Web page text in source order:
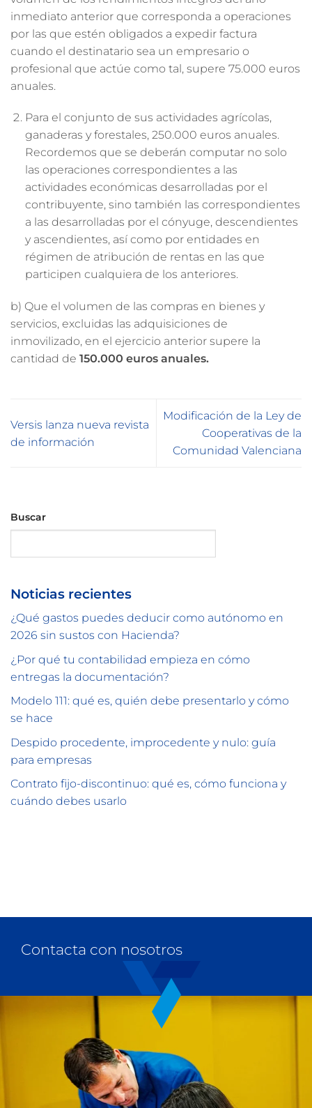
inmediato anterior que corresponda a operaciones
por las que estén obligados a expedir factura
cuando el destinatario sea un empresario o
profesional que actúe como tal, supere 75.000 euros
anuales.
Para el conjunto de sus actividades agrícolas,
ganaderas y forestales, 250.000 euros anuales.
Recordemos que se deberán computar no solo
las operaciones correspondientes a las
actividades económicas desarrolladas por el
contribuyente, sino también las correspondientes
a las desarrolladas por el cónyuge, descendientes
y ascendientes, así como por entidades en
régimen de atribución de rentas en las que
participen cualquiera de los anteriores.
b) Que el volumen de las compras en bienes y
servicios, excluidas las adquisiciones de
inmovilizado, en el ejercicio anterior supere la
cantidad de 150.000 euros anuales.
Versis lanza nueva revista
de información
Modificación de la Ley de
Cooperativas de la
Comunidad Valenciana
Buscar
Noticias recientes
¿Qué gastos puedes deducir como autónomo en
2026 sin sustos con Hacienda?
¿Por qué tu contabilidad empieza en cómo
entregas la documentación?
Modelo 111: qué es, quién debe presentarlo y cómo
se hace
Despido procedente, improcedente y nulo: guía
para empresas
Contrato fijo-discontinuo: qué es, cómo funciona y
cuándo debes usarlo
Contacta con nosotros